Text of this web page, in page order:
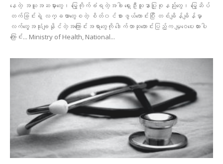
နေတဲ့ အယူအဆမှားတွေ၊ မြွေကိုက်ခံရတဲ့အခါ ရှေးဦးသူနာပြုစုနည်းတွေ၊ မြွေဆိပ်
တက်ခြင်းရဲ့ လက္ခဏာတွေစတဲ့ စိတ်၀င်စားဖွယ်ကောင်းပြီး တစ်ချိန်ချိန်မှာ
လက်တွေ့အသုံးချနိုင်တဲ့အကြောင်းအရာတွေကို ဒေါက်တာဆုတောင်းပြည့်က မျှဝေပေးထားပါ
ကြောင်း... Ministry of Health, National...